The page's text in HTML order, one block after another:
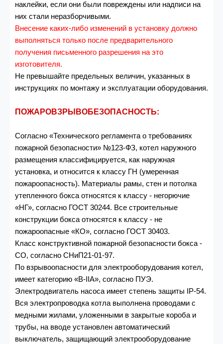
наклейки, если они были повреждены или надписи на
них стали неразборчивыми.
Внесение каких-либо изменений в установку должно
выполняться только после предварительного
получения письменного разрешения на это
изготовителя.
Не превышайте предельных величин, указанных в
инструкциях по монтажу и эксплуатации оборудования.
ПОЖАРОВЗРЫВОБЕЗОПАСНОСТЬ:
Согласно «Технического регламента о требованиях
пожарной безопасности» №123-ФЗ, котел наружного
размещения классифицируется, как наружная
установка, и относится к классу ГН (умеренная
пожароопасность). Материалы рамы, стен и потолка
утепленного бокса относятся к классу - негорючие
«НГ», согласно ГОСТ 30244. Все строительные
конструкции бокса относятся к классу - не
пожароопасные «КО», согласно ГОСТ 30403.
Класс конструктивной пожарной безопасности бокса -
CO, согласно СНиП21-01-97.
По взрывоопасности для электрооборудования котел,
имеет категорию «В-IIA», согласно ПУЭ.
Электродвигатель насоса имеет степень защиты IP-54.
Вся электропроводка котла выполнена проводами с
медными жилами, уложенными в закрытые короба и
трубы, на вводе установлен автоматический
выключатель, защищающий электрооборудование